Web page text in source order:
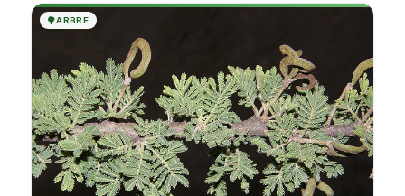
🌳ARBRE